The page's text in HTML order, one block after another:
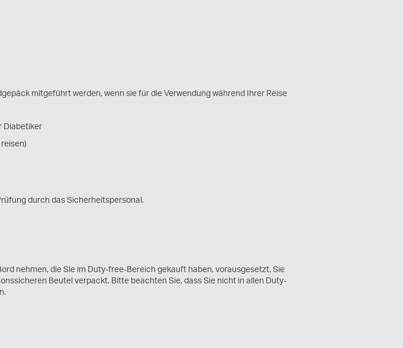
mitgeführt werden, wenn sie für die Verwendung während Ihrer Reise
Diabetiker
durch das Sicherheitspersonal.
nehmen, die Sie im Duty-free-Bereich gekauft haben, vorausgesetzt, Sie
Beutel verpackt. Bitte beachten Sie, dass Sie nicht in allen Duty-